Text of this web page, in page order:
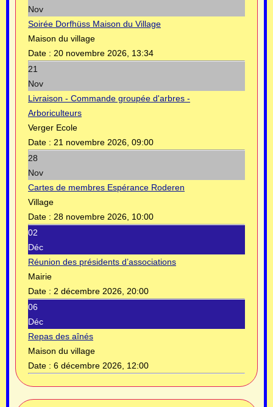
Nov
Soirée Dorfhüss Maison du Village
Maison du village
Date : 20 novembre 2026, 13:34
21
Nov
Livraison - Commande groupée d'arbres -
Arboriculteurs
Verger Ecole
Date : 21 novembre 2026, 09:00
28
Nov
Cartes de membres Espérance Roderen
Village
Date : 28 novembre 2026, 10:00
02
Déc
Réunion des présidents d’associations
Mairie
Date : 2 décembre 2026, 20:00
06
Déc
Repas des aînés
Maison du village
Date : 6 décembre 2026, 12:00